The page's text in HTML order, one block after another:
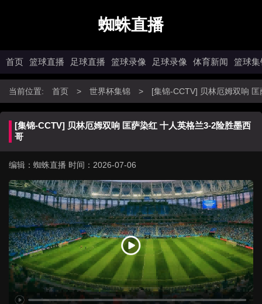
蜘蛛直播
首页 篮球直播 足球直播 篮球录像 足球录像 体育新闻 篮球集
当前位置: 首页 > 世界杯集锦 > [集锦-CCTV] 贝林厄姆双响
[集锦-CCTV] 贝林厄姆双响 匡萨染红 十人英格兰3-2险胜墨西
哥
编辑：蜘蛛直播 时间：2026-07-06